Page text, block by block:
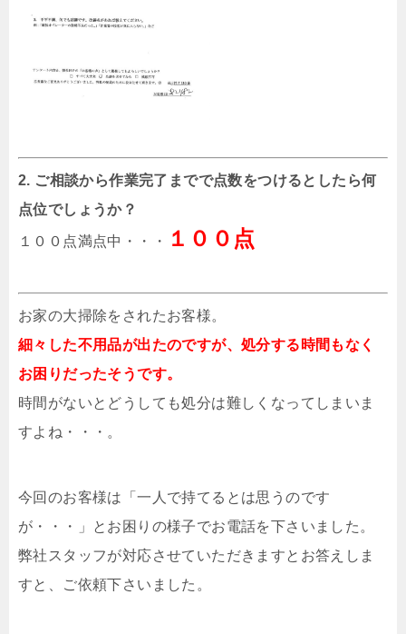
2. ご相談から作業完了までで点数をつけるとしたら何
点位でしょうか？
１００点満点中・・・ １００点
お家の大掃除をされたお客様。
細々した不用品が出たのですが、処分する時間もなく
お困りだったそうです。
時間がないとどうしても処分は難しくなってしまいま
すよね・・・。
今回のお客様は「一人で持てるとは思うのです
が・・・」とお困りの様子でお電話を下さいました。
弊社スタッフが対応させていただきますとお答えしま
すと、ご依頼下さいました。